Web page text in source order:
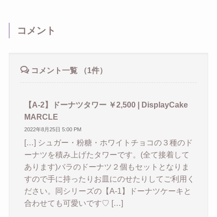
コメント
コメント一覧 （1件）
【A-2】ドーナツタワー ￥2,500 | DisplayCake
MARCLE
2022年8月25日 5:00 PM
[…] シュガー・粉糖・ホワイトチョコの３種のド
ーナツを積み上げたタワーです。(全て接着して
あります)バラのドーナツ２個もセットとなりま
すので手に持ったりお皿にのせたりしてご利用く
ださい。同シリーズの【A-1】ドーナツケーキと
合わせても可愛いです♡ […]